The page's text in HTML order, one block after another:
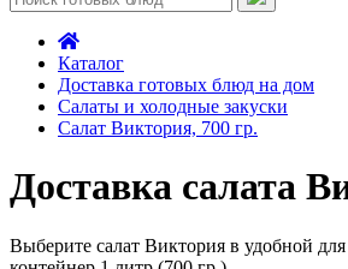
Каталог
Доставка готовых блюд на дом
Салаты и холодные закуски
Салат Виктория, 700 гр.
Доставка салата
Выберите салат Виктория в удобной